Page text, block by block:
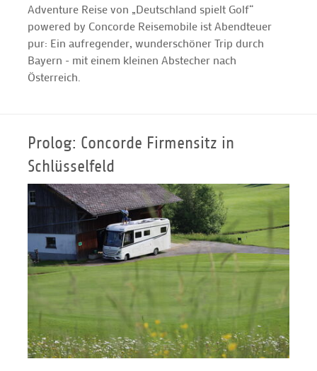
GOLF NEWS
Adventure Reise von „Deutschland spielt Golf“
powered by Concorde Reisemobile ist Abendteuer
pur: Ein aufregender, wunderschöner Trip durch
Bayern - mit einem kleinen Abstecher nach
Österreich.
Prolog: Concorde Firmensitz in
Schlüsselfeld